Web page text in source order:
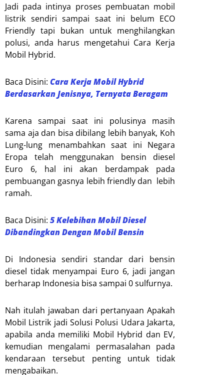
Jadi pada intinya proses pembuatan mobil
listrik sendiri sampai saat ini belum ECO
Friendly tapi bukan untuk menghilangkan
polusi, anda harus mengetahui Cara Kerja
Mobil Hybrid.
Baca Disini: Cara Kerja Mobil Hybrid
Berdasarkan Jenisnya, Ternyata Beragam
Karena sampai saat ini polusinya masih
sama aja dan bisa dibilang lebih banyak, Koh
Lung-lung menambahkan saat ini Negara
Eropa telah menggunakan bensin diesel
Euro 6, hal ini akan berdampak pada
pembuangan gasnya lebih friendly dan lebih
ramah.
Baca Disini: 5 Kelebihan Mobil Diesel
Dibandingkan Dengan Mobil Bensin
Di Indonesia sendiri standar dari bensin
diesel tidak menyampai Euro 6, jadi jangan
berharap Indonesia bisa sampai 0 sulfurnya.
Nah itulah jawaban dari pertanyaan Apakah
Mobil Listrik jadi Solusi Polusi Udara Jakarta,
apabila anda memiliki Mobil Hybrid dan EV,
kemudian mengalami permasalahan pada
kendaraan tersebut penting untuk tidak
mengabaikan.